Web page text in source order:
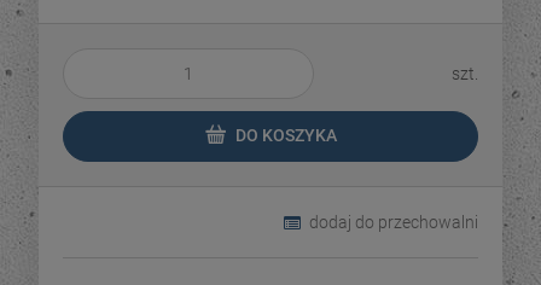
szt.
DO KOSZYKA
dodaj do przechowalni